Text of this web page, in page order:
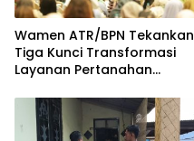
Wamen ATR/BPN Tekankan
Tiga Kunci Transformasi
Layanan Pertanahan
IPPAT